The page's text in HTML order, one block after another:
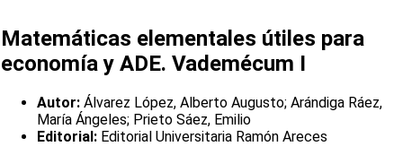
Matemáticas elementales útiles para
economía y ADE. Vademécum I
Autor: Álvarez López, Alberto Augusto; Arándiga Ráez,
María Ángeles; Prieto Sáez, Emilio
Editorial: Editorial Universitaria Ramón Areces